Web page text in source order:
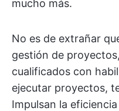
mucho más.
No es de extrañar
gestión de
cualificados con
ejecutar proyectos,
Impulsan la